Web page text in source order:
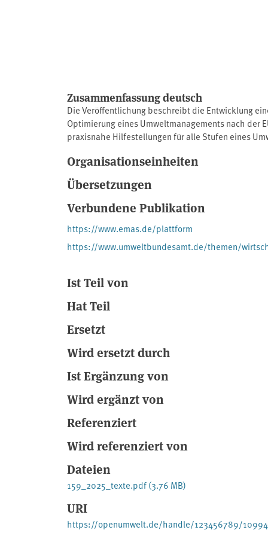
Zusammenfassung deutsch
Die Veröffentlichung beschreibt die Entwicklung
Optimierung eines Umweltmanagements nach der
praxisnahe Hilfestellungen für alle Stufen eines
transparent und effizient gestalten Darüber hinaus
mögliche Weiterentwicklungen.
Organisationseinheiten
Übersetzungen
Verbundene Publikation
https://www.emas.de/plattform
https://www.umweltbundesamt.de/themen/
Ist Teil von
Hat Teil
Ersetzt
Wird ersetzt durch
Ist Ergänzung von
Wird ergänzt von
Referenziert
Wird referenziert von
Dateien
159_2025_texte.pdf(3.76 MB)
URI
https://openumwelt.de/handle/123456789/10994